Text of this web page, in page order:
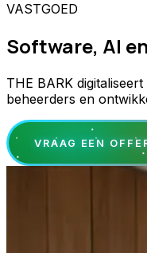
VASTGOED
Software, AI
THE BARK
beheerders en
VRAAG EEN